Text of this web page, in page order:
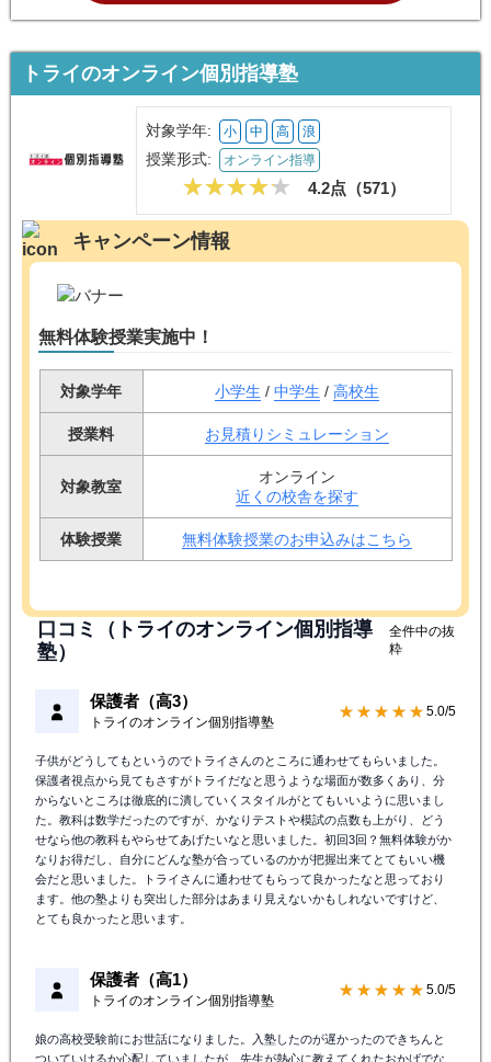
トライのオンライン個別指導塾
対象学年: 小 中 高 浪
授業形式: オンライン指導
4.2点（571）
キャンペーン情報
無料体験授業実施中！
対象学年 小学生 / 中学生 / 高校生
授業料 お見積りシミュレーション
対象教室
オンライン
近くの校舎を探す
体験授業 無料体験授業のお申込みはこちら
口コミ（トライのオンライン個別指導
塾）
全件中の抜
粋
保護者（高3）
トライのオンライン個別指導塾
★★★★★ 5.0/5
子供がどうしてもというのでトライさんのところに通わせてもらいました。
保護者視点から見てもさすがトライだなと思うような場面が数多くあり、分
からないところは徹底的に潰していくスタイルがとてもいいように思いまし
た。教科は数学だったのですが、かなりテストや模試の点数も上がり、どう
せなら他の教科もやらせてあげたいなと思いました。初回3回？無料体験がか
なりお得だし、自分にどんな塾が合っているのかが把握出来てとてもいい機
会だと思いました。トライさんに通わせてもらって良かったなと思っており
ます。他の塾よりも突出した部分はあまり見えないかもしれないですけど、
とても良かったと思います。
保護者（高1）
トライのオンライン個別指導塾
★★★★★ 5.0/5
娘の高校受験前にお世話になりました。入塾したのが遅かったのできちんと
ついていけるか心配していましたが、先生が熱心に教えてくれたおかげでな